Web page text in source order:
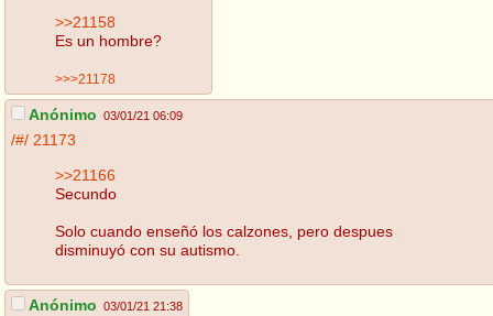
>>21158
Es un hombre?
>>>21178
Anónimo 03/01/21 06:09
/#/ 21173
>>21166
Secundo
Solo cuando enseñó los calzones, pero despues
disminuyó con su autismo.
Anónimo 03/01/21 21:38